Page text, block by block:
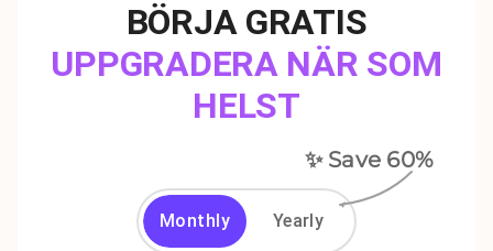
BÖRJA GRATIS
UPPGRADERA NÄR SOM
HELST
✨ Save 60%
Monthly Yearly